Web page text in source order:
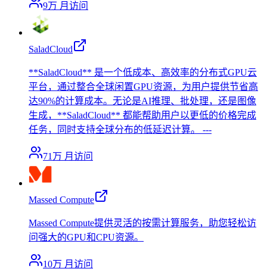
9万 月访问
SaladCloud
**SaladCloud** 是一个低成本、高效率的分布式GPU云
平台，通过整合全球闲置GPU资源，为用户提供节省高
达90%的计算成本。无论是AI推理、批处理，还是图像
生成，**SaladCloud** 都能帮助用户以更低的价格完成
任务，同时支持全球分布的低延迟计算。 ---
71万 月访问
Massed Compute
Massed Compute提供灵活的按需计算服务，助您轻松访
问强大的GPU和CPU资源。
10万 月访问